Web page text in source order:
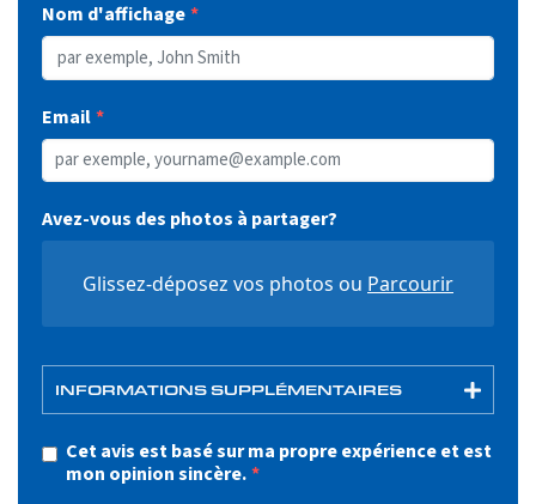
Nom d'affichage
Email
Avez-vous des photos à partager?
Glissez-déposez vos photos ou Parcourir
INFORMATIONS SUPPLÉMENTAIRES
Cet avis est basé sur ma propre expérience et est
mon opinion sincère.